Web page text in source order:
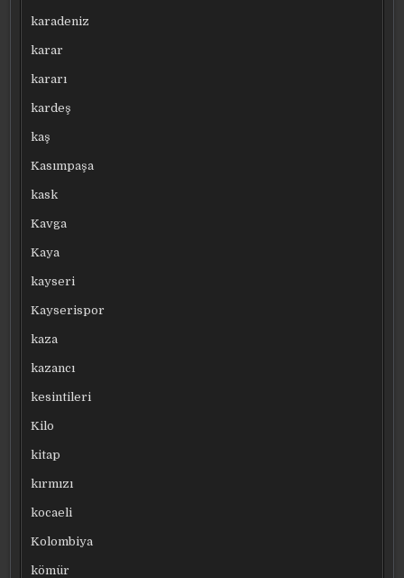
karadeniz
karar
kararı
kardeş
kaş
Kasımpaşa
kask
Kavga
Kaya
kayseri
Kayserispor
kaza
kazancı
kesintileri
Kilo
kitap
kırmızı
kocaeli
Kolombiya
kömür